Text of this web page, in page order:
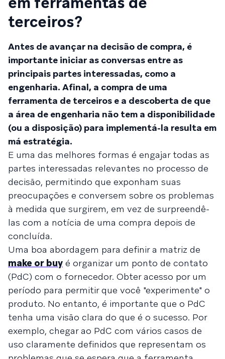
terceiros?
Antes de avançar na decisão de compra, é
importante iniciar as conversas entre as
principais partes interessadas, como a
engenharia. Afinal, a compra de uma
ferramenta de terceiros e a descoberta de que
a área de engenharia não tem a disponibilidade
(ou a disposição) para implementá-la resulta em
má estratégia.
E uma das melhores formas é engajar todas as
partes interessadas relevantes no processo de
decisão, permitindo que exponham suas
preocupações e conversem sobre os problemas
à medida que surgirem, em vez de surpreendê-
las com a notícia de uma compra depois de
concluída.
Uma boa abordagem para definir a matriz de
make or buy é organizar um ponto de contato
(PdC) com o fornecedor. Obter acesso por um
período para permitir que você "experimente" o
produto. No entanto, é importante que o PdC
tenha uma visão clara do que é o sucesso. Por
exemplo, chegar ao PdC com vários casos de
uso claramente definidos que representam os